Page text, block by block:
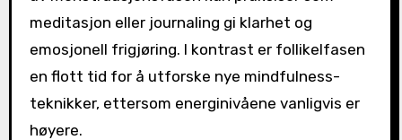
meditasjon eller journaling gi klarhet og
emosjonell frigjøring. I kontrast er follikelfasen
en flott tid for å utforske nye mindfulness-
teknikker, ettersom energinivåene vanligvis er
høyere.